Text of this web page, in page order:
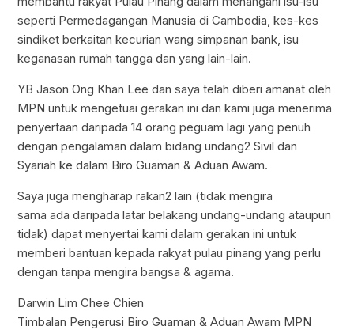
seperti Permedagangan Manusia di Cambodia, kes-kes
sindiket berkaitan kecurian wang simpanan bank, isu
keganasan rumah tangga dan yang lain-lain.
YB Jason Ong Khan Lee dan saya telah diberi amanat oleh
MPN untuk mengetuai gerakan ini dan kami juga menerima
penyertaan daripada 14 orang peguam lagi yang penuh
dengan pengalaman dalam bidang undang2 Sivil dan
Syariah ke dalam Biro Guaman & Aduan Awam.
Saya juga mengharap rakan2 lain (tidak mengira
sama ada daripada latar belakang undang-undang ataupun
tidak) dapat menyertai kami dalam gerakan ini untuk
memberi bantuan kepada rakyat pulau pinang yang perlu
dengan tanpa mengira bangsa & agama.
Darwin Lim Chee Chien
Timbalan Pengerusi Biro Guaman & Aduan Awam MPN